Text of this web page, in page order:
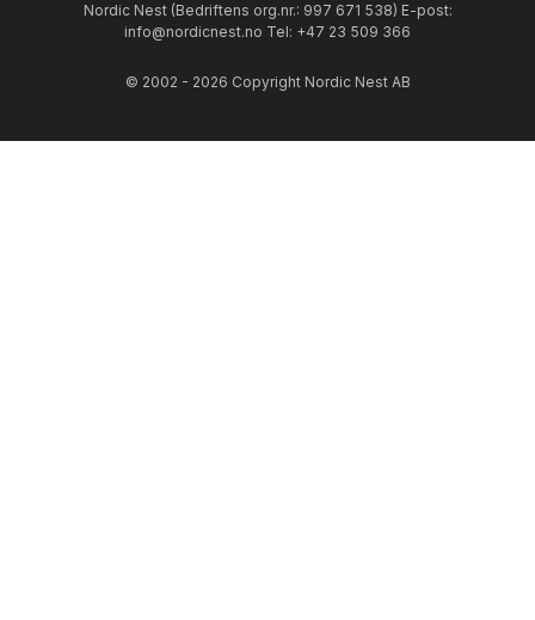
Nordic Nest (Bedriftens org.nr.: 997 671 538) E-post:
info@nordicnest.no Tel: +47 23 509 366
© 2002 - 2026 Copyright Nordic Nest AB